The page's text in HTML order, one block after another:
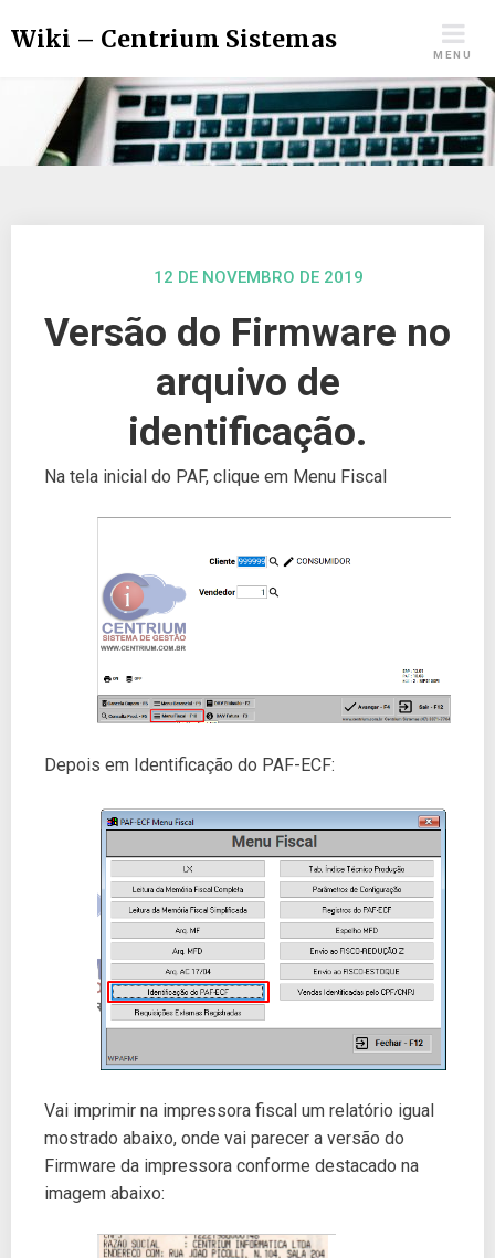
Wiki – Centrium Sistemas
MENU
12 DE NOVEMBRO DE 2019
Versão do Firmware no
arquivo de
identificação.
Na tela inicial do PAF, clique em Menu Fiscal
Depois em Identificação do PAF-ECF:
Vai imprimir na impressora fiscal um relatório igual
mostrado abaixo, onde vai parecer a versão do
Firmware da impressora conforme destacado na
imagem abaixo: